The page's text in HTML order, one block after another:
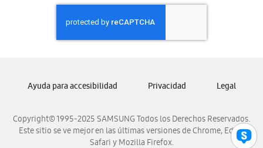
Samsung Honduras
Samsung Nicaragua
Samsung Panamá
Samsung Venezuela
Copyright© 1995-2025 SAMSUNG Todos los Derechos Reservados.
Este sitio se ve mejor en las últimas versiones de Chrome, Edge,
Safari y Mozilla Firefox.
Ayuda para accesibilidad Privacidad Legal